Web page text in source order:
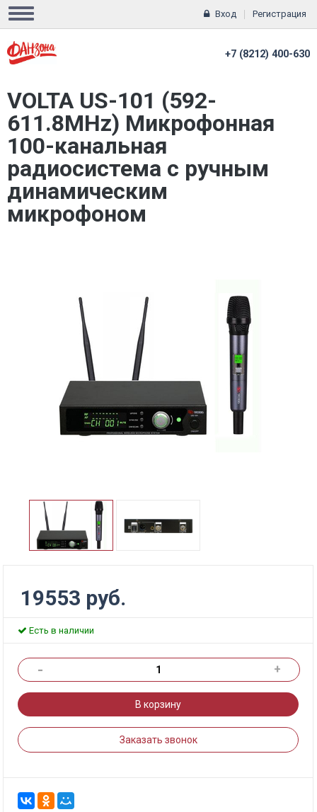
Вход Регистрация
+7 (8212) 400-630
VOLTA US-101 (592-
611.8MHz) Микрофонная
100-канальная
радиосистема с ручным
динамическим
микрофоном
19553 руб.
Есть в наличии
- +
В корзину
Заказать звонок